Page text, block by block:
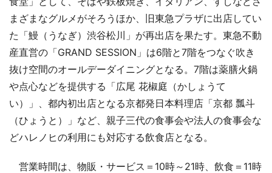
まざまなグルメがそろうほか、旧東急プラザに出店してい
た「鰻（うなぎ）渋谷松川」が再出店を果たす。東急不動
産直営の「GRAND SESSION」は6階と7階をつなぐ吹き
抜け空間のオールデーダイニングとなる。7階は薬膳火鍋
や点心などを提供する「広尾 花椒庭（かしょうて
い）」、都内初出店となる京都発日本料理店「京都 瓢斗
（ひょうと）」など、親子三代の食事会や法人の食事会な
どハレノヒの利用にも対応する飲食店となる。
営業時間は、物販・サービス＝10時～21時、飲食＝11時